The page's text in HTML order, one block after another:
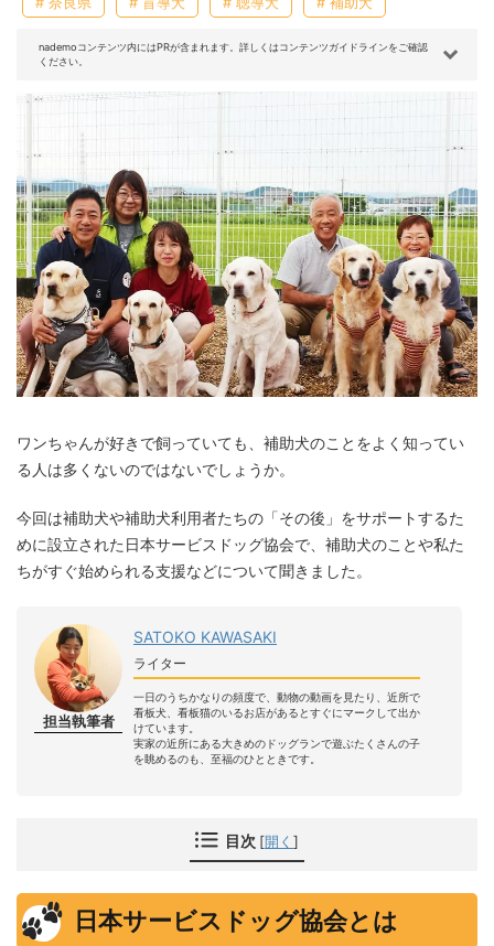
nademoコンテンツ内にはPRが含まれます。詳しくはコンテンツガイドラインをご確認
ください。
ワンちゃんが好きで飼っていても、補助犬のことをよく知ってい
る人は多くないのではないでしょうか。
今回は補助犬や補助犬利用者たちの「その後」をサポートするた
めに設立された日本サービスドッグ協会で、補助犬のことや私た
ちがすぐ始められる支援などについて聞きました。
担当執筆者
SATOKO KAWASAKI
ライター
一日のうちかなりの頻度で、動物の動画を見たり、近所で
看板犬、看板猫のいるお店があるとすぐにマークして出か
けています。
実家の近所にある大きめのドッグランで遊ぶたくさんの子
を眺めるのも、至福のひとときです。
目次 [開く ]
日本サービスドッグ協会とは